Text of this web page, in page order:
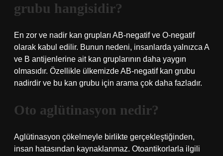
grubu hangisidir?
En zor ve nadir kan grupları AB-negatif ve O-negatif
olarak kabul edilir. Bunun nedeni, insanlarda yalnızca A
ve B antijenlerine ait kan gruplarının daha yaygın
olmasıdır. Özellikle ülkemizde AB-negatif kan grubu
nadirdir ve bu kan grubu için arama çok daha fazladır.
Oto aglütinasyon nedir?
Aglütinasyon çökelmeyle birlikte gerçekleştiğinden,
insan hatasından kaynaklanmaz. Otoantikorlarla ilgili